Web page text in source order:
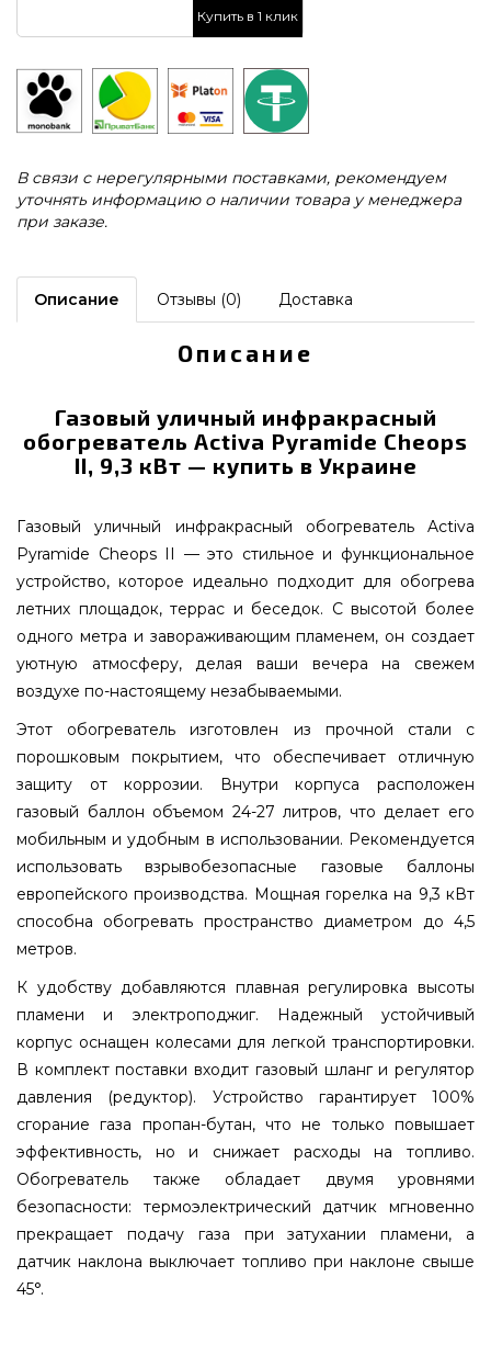
Купить в 1 клик
В связи с нерегулярными поставками, рекомендуем
уточнять информацию о наличии товара у менеджера
при заказе.
Описание Отзывы (0) Доставка
Описание
Газовый уличный инфракрасный
обогреватель Activa Pyramide Cheops
II, 9,3 кВт — купить в Украине
Газовый уличный инфракрасный обогреватель Activa
Pyramide Cheops II — это стильное и функциональное
устройство, которое идеально подходит для обогрева
летних площадок, террас и беседок. С высотой более
одного метра и завораживающим пламенем, он создает
уютную атмосферу, делая ваши вечера на свежем
воздухе по-настоящему незабываемыми.
Этот обогреватель изготовлен из прочной стали с
порошковым покрытием, что обеспечивает отличную
защиту от коррозии. Внутри корпуса расположен
газовый баллон объемом 24-27 литров, что делает его
мобильным и удобным в использовании. Рекомендуется
использовать взрывобезопасные газовые баллоны
европейского производства. Мощная горелка на 9,3 кВт
способна обогревать пространство диаметром до 4,5
метров.
К удобству добавляются плавная регулировка высоты
пламени и электроподжиг. Надежный устойчивый
корпус оснащен колесами для легкой транспортировки.
В комплект поставки входит газовый шланг и регулятор
давления (редуктор). Устройство гарантирует 100%
сгорание газа пропан-бутан, что не только повышает
эффективность, но и снижает расходы на топливо.
Обогреватель также обладает двумя уровнями
безопасности: термоэлектрический датчик мгновенно
прекращает подачу газа при затухании пламени, а
датчик наклона выключает топливо при наклоне свыше
45°.